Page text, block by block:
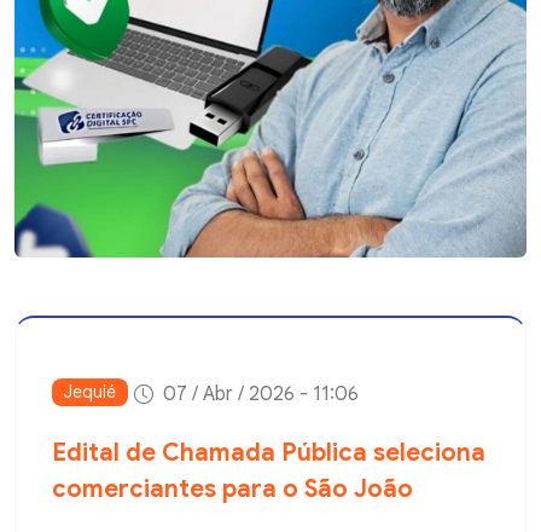
Jequié 07 / Abr / 2026 - 11:06
Edital de Chamada Pública seleciona
comerciantes para o São João